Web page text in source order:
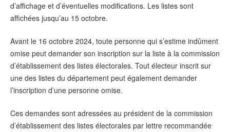
d’affichage et d’éventuelles modifications. Les listes sont
affichées jusqu’au 15 octobre.
Avant le 16 octobre 2024, toute personne qui s’estime indûment
omise peut demander son inscription sur la liste à la commission
d’établissement des listes électorales. Tout électeur inscrit sur
une des listes du département peut également demander
l’inscription d’une personne omise.
Ces demandes sont adressées au président de la commission
d’établissement des listes électorales par lettre recommandée